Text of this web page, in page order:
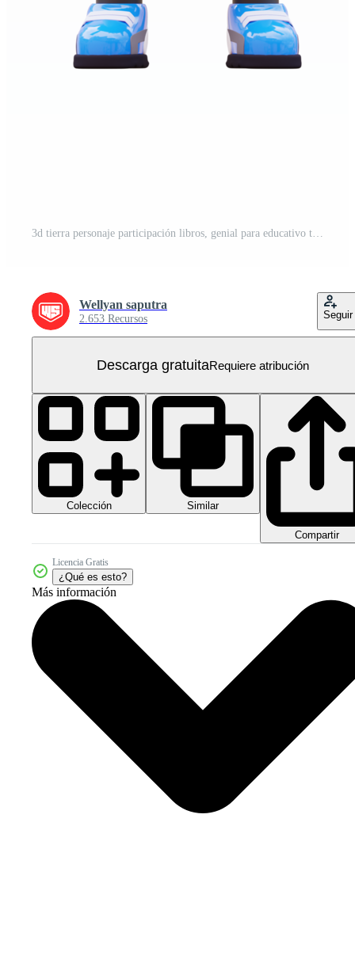
3d tierra personaje participación libros, genial para educativo temas, ambiental aprendiendo, o global conocimiento compartiendo PNG Gratis
Wellyan saputra
2.653 Recursos Seguir
Descarga gratuitaRequiere atribución
Colección Similar
Compartir
Licencia Gratis
¿Qué es esto?
Más información